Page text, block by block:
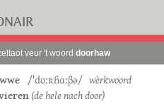
veur 't woord doorhaw
/ˈdʊːʀɦɑːβə/ wèrkwoord
(de hele nach door)